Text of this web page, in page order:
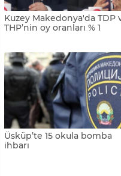
Kuzey Makedonya’da hava
Pendarovski: “NATO, Kuzey
Makedonya'daki terör
saldırılarını engelledi“